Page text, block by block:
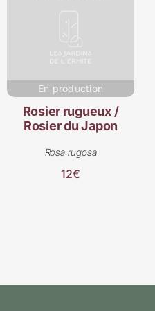
En production
Rosier rugueux /
Rosier du Japon
Rosa rugosa
12€